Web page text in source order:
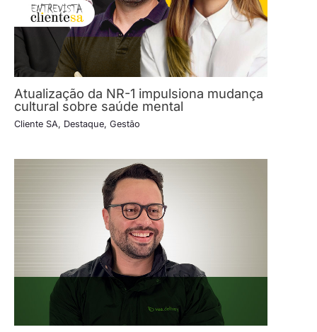
Atualização da NR-1 impulsiona mudança
cultural sobre saúde mental
Cliente SA, Destaque, Gestão